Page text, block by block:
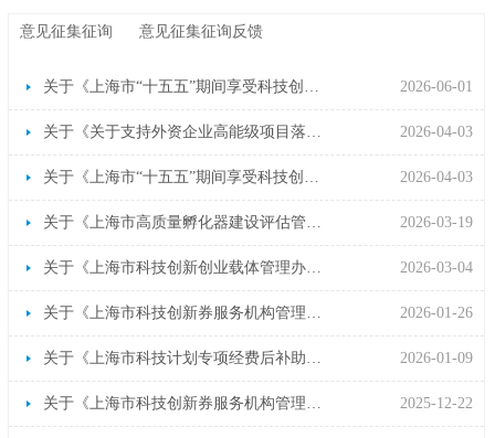
意见征集征询 意见征集征询反馈
2026-06-01
2026-04-03
2026-04-03
2026-03-19
2026-03-04
关于《上海市科技创新创业载体管理办法（征求意见稿）》公开征求意见的公告
2026-01-26
2026-01-09
2025-12-22